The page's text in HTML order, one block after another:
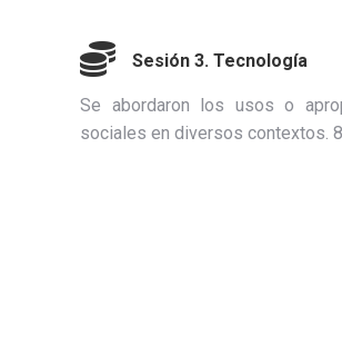
Sesión 3. Tecnología
Se abordaron los usos o
sociales en diversos contextos.